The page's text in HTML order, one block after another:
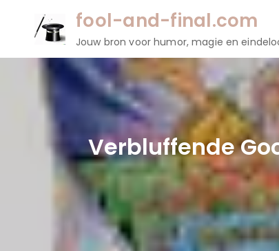
fool-and-final.com
Jouw bron voor humor, magie en
Verbluffende